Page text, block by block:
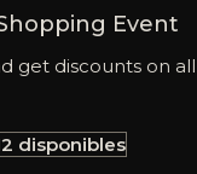
Event
get discounts on
disponibles